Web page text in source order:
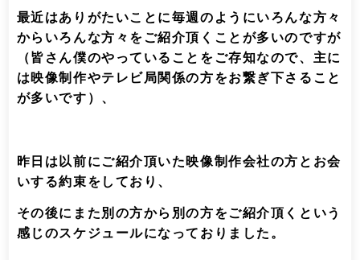
最近はありがたいことに毎週のようにいろんな方々
からいろんな方々をご紹介頂くことが多いのですが
（皆さん僕のやっていることをご存知なので、主に
は映像制作やテレビ局関係の方をお繋ぎ下さること
が多いです）、
昨日は以前にご紹介頂いた映像制作会社の方とお会
いする約束をしており、
その後にまた別の方から別の方をご紹介頂くという
感じのスケジュールになっておりました。